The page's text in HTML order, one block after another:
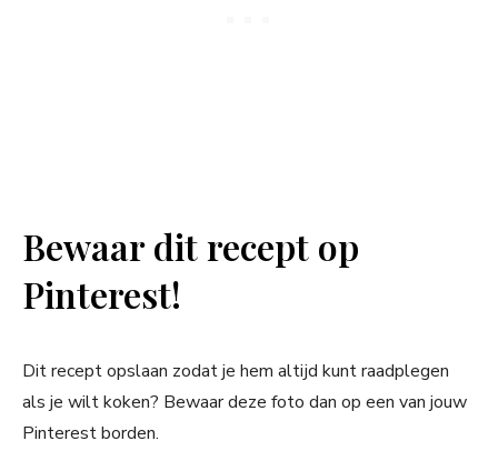
Bewaar dit recept op
Pinterest!
Dit recept opslaan zodat je hem altijd kunt raadplegen
als je wilt koken? Bewaar deze foto dan op een van jouw
Pinterest borden.